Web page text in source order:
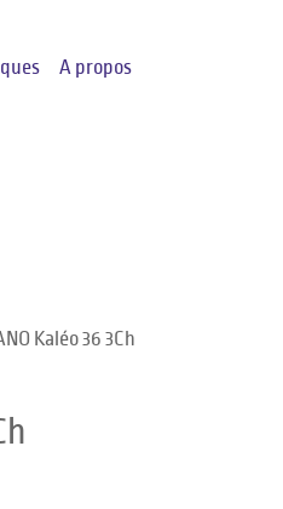
A propos
Kaléo 36 3Ch